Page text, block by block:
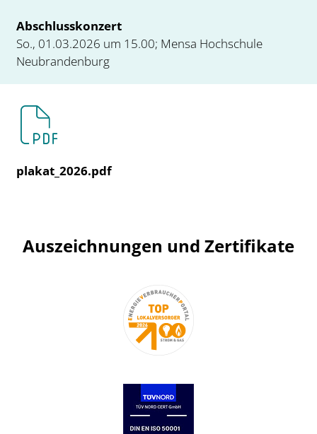
Abschlusskonzert
So., 01.03.2026 um 15.00; Mensa Hochschule
Neubrandenburg
plakat_2026.pdf
Auszeichnungen und Zertifikate